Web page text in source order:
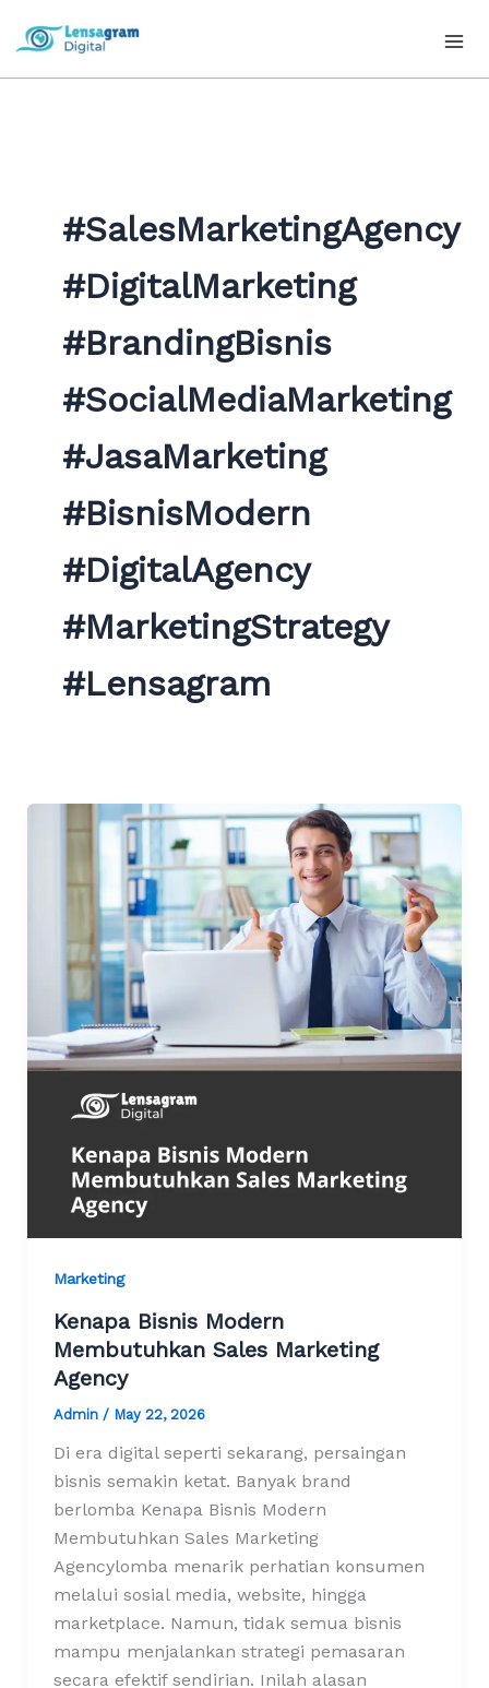
#SalesMarketingAgency
#DigitalMarketing
#BrandingBisnis
#SocialMediaMarketing
#JasaMarketing
#BisnisModern
#DigitalAgency
#MarketingStrategy
#Lensagram
Marketing
Kenapa Bisnis Modern
Membutuhkan Sales Marketing
Agency
Admin / May 22, 2026
Di era digital seperti sekarang, persaingan
bisnis semakin ketat. Banyak brand
berlomba Kenapa Bisnis Modern
Membutuhkan Sales Marketing
Agencylomba menarik perhatian konsumen
melalui sosial media, website, hingga
marketplace. Namun, tidak semua bisnis
mampu menjalankan strategi pemasaran
secara efektif sendirian. Inilah alasan